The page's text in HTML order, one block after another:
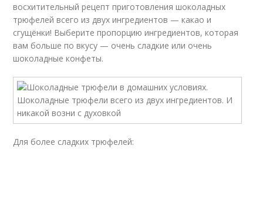
восхитительный рецепт приготовления шоколадных
трюфелей всего из двух ингредиентов — какао и
сгущёнки! Выберите пропорцию ингредиентов, которая
вам больше по вкусу — очень сладкие или очень
шоколадные конфеты.
Для более сладких трюфелей: